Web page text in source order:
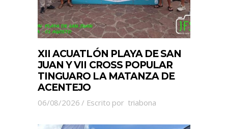
XII ACUATLÓN PLAYA DE SAN
JUAN Y VII CROSS POPULAR
TINGUARO LA MATANZA DE
ACENTEJO
06/08/2026 Escrito por triabona